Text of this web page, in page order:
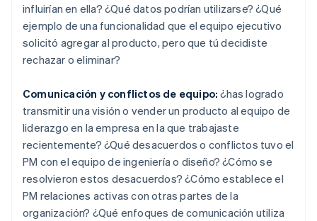
influirían en ella? ¿Qué datos podrían utilizarse? ¿Qué
ejemplo de una funcionalidad que el equipo ejecutivo
solicitó agregar al producto, pero que tú decidiste
rechazar o eliminar?
Comunicación y conflictos de equipo: ¿has logrado
transmitir una visión o vender un producto al equipo de
liderazgo en la empresa en la que trabajaste
recientemente? ¿Qué desacuerdos o conflictos tuvo el
PM con el equipo de ingeniería o diseño? ¿Cómo se
resolvieron estos desacuerdos? ¿Cómo establece el
PM relaciones activas con otras partes de la
organización? ¿Qué enfoques de comunicación utiliza